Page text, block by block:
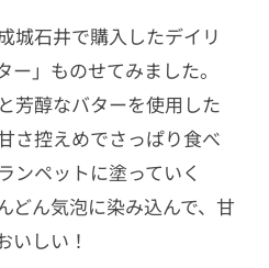
城石井で購入したデイリ
」ものせてみました。
芳醇なバターを使用した
さ控えめでさっぱり食べ
ンペットに塗っていく
どん気泡に染み込んで、甘
いしい！